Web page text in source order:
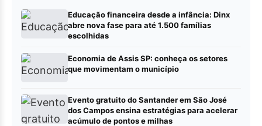
Educação financeira desde a infância: Dinx
abre nova fase para até 1.500 famílias
escolhidas
Economia de Assis SP: conheça os setores
que movimentam o município
Evento gratuito do Santander em São José
dos Campos ensina estratégias para acelerar
acúmulo de pontos e milhas